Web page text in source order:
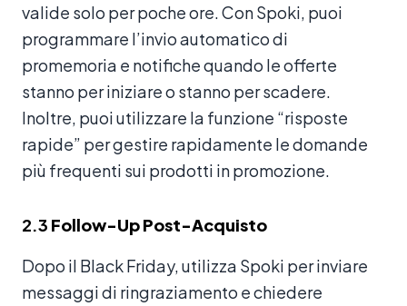
valide solo per poche ore. Con Spoki, puoi
programmare l’invio automatico di
promemoria e notifiche quando le offerte
stanno per iniziare o stanno per scadere.
Inoltre, puoi utilizzare la funzione “risposte
rapide” per gestire rapidamente le domande
più frequenti sui prodotti in promozione.
2.3 Follow-Up Post-Acquisto
Dopo il Black Friday, utilizza Spoki per inviare
messaggi di ringraziamento e chiedere